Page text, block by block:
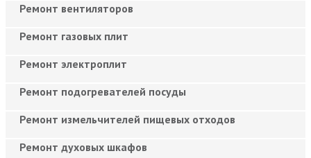
Ремонт вентиляторов
Ремонт газовых плит
Ремонт электроплит
Ремонт подогревателей посуды
Ремонт измельчителей пищевых отходов
Ремонт духовых шкафов